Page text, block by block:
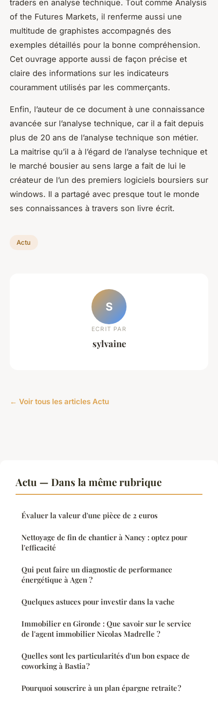
traders en analyse technique. Tout comme Analysis
of the Futures Markets, il renferme aussi une
multitude de graphistes accompagnés des
exemples détaillés pour la bonne compréhension.
Cet ouvrage apporte aussi de façon précise et
claire des informations sur les indicateurs
couramment utilisés par les commerçants.
Enfin, l’auteur de ce document à une connaissance
avancée sur l’analyse technique, car il a fait depuis
plus de 20 ans de l’analyse technique son métier.
La maitrise qu’il a à l’égard de l’analyse technique et
le marché bousier au sens large a fait de lui le
créateur de l’un des premiers logiciels boursiers sur
windows. Il a partagé avec presque tout le monde
ses connaissances à travers son livre écrit.
Actu
S
ECRIT PAR
sylvaine
← Voir tous les articles Actu
Actu — Dans la même rubrique
Évaluer la valeur d'une pièce de 2 euros
Nettoyage de fin de chantier à Nancy : optez pour
l'efficacité
Qui peut faire un diagnostic de performance
énergétique à Agen ?
Quelques astuces pour investir dans la vache
Immobilier en Gironde : Que savoir sur le service
de l'agent immobilier Nicolas Madrelle ?
Quelles sont les particularités d'un bon espace de
coworking à Bastia ?
Pourquoi souscrire à un plan épargne retraite ?